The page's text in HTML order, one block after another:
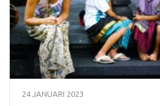
24 JANUARI 2023